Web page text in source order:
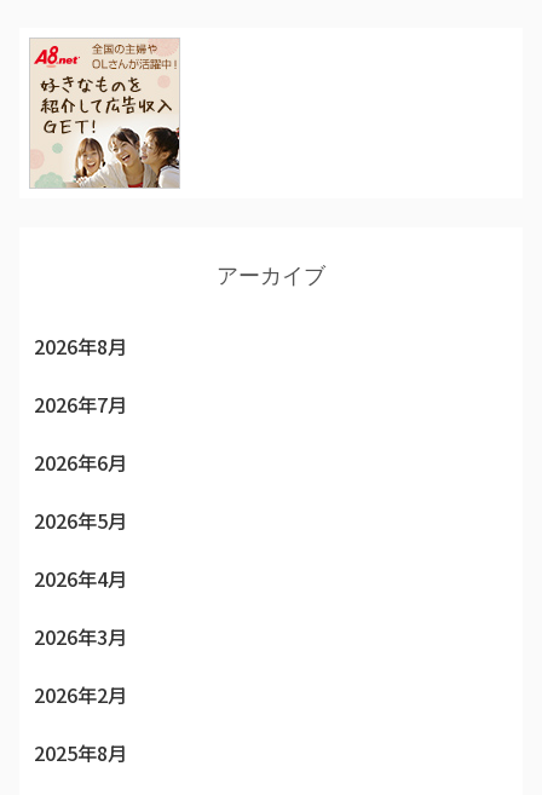
アーカイブ
2026年8月
2026年7月
2026年6月
2026年5月
2026年4月
2026年3月
2026年2月
2025年8月